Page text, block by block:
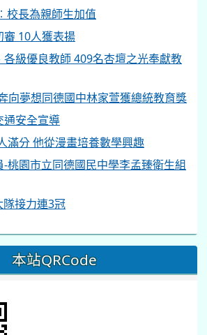
校長為親師生加值
10人獲表揚
級優良教師 409名杏壇之光奉獻教
向夢想同德國中林家萱獲總統教育獎
通安全宣導
滿分 他從漫畫培養數學興趣
桃園市立同德國民中學李孟臻衛生組
接力連3冠
本站QRCode